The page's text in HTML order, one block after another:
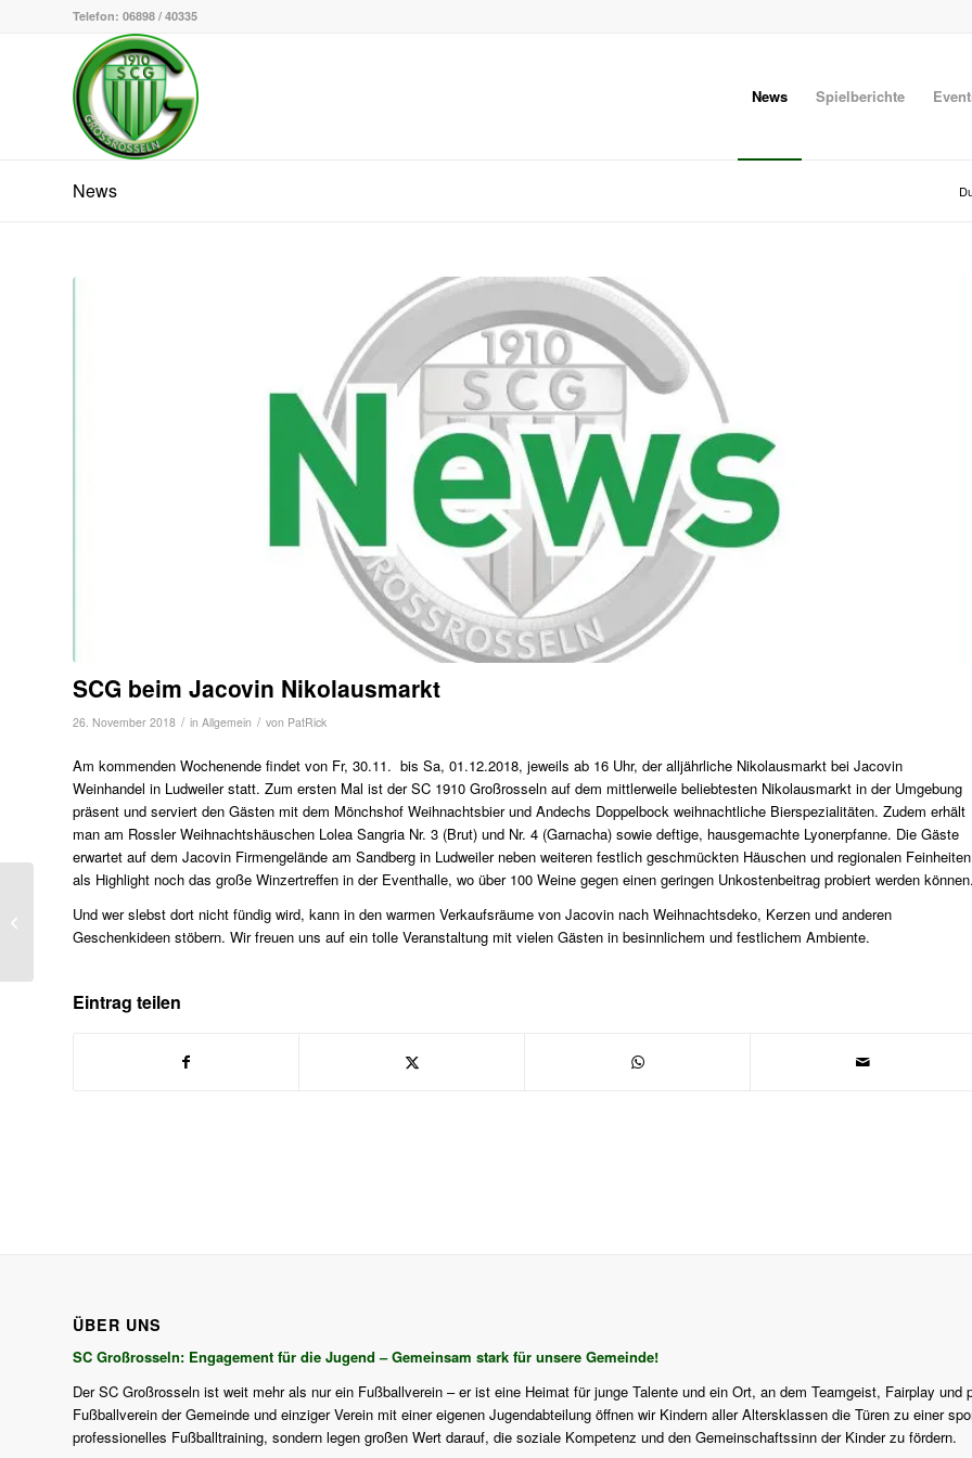
Telefon: 06898 / 40335
News Spielberichte
News
SCG beim Jacovin Nikolausmarkt
26. November 2018 / in Allgemein / von PatRick
Am kommenden Wochenende findet von Fr, 30.11. bis Sa, 01.12.2018, jeweils ab 16 Uhr, der alljährliche Nikolausmarkt bei Jacovin
Weinhandel in Ludweiler statt. Zum ersten Mal ist der SC 1910 Großrosseln auf dem mittlerweile beliebtesten Nikolausmarkt in der Umgebung
präsent und serviert den Gästen mit dem Mönchshof Weihnachtsbier und Andechs Doppelbock weihnachtliche Bierspezialitäten. Zudem erhält
man am Rossler Weihnachtshäuschen Lolea Sangria Nr. 3 (Brut) und Nr. 4 (Garnacha) sowie deftige, hausgemachte Lyonerpfanne. Die Gäste
erwartet auf dem Jacovin Firmengelände am Sandberg in Ludweiler neben weiteren festlich geschmückten Häuschen und regionalen Feinheiten
als Highlight noch das große Winzertreffen in der Eventhalle, wo über 100 Weine gegen einen geringen Unkostenbeitrag probiert werden
Und wer slebst dort nicht fündig wird, kann in den warmen Verkaufsräume von Jacovin nach Weihnachtsdeko, Kerzen und anderen
Geschenkideen stöbern. Wir freuen uns auf ein tolle Veranstaltung mit vielen Gästen in besinnlichem und festlichem Ambiente.
Eintrag teilen
ÜBER UNS
SC Großrosseln: Engagement für die Jugend – Gemeinsam stark für unsere Gemeinde!
Der SC Großrosseln ist weit mehr als nur ein Fußballverein – er ist eine Heimat für junge Talente und ein Ort, an dem Teamgeist, Fairplay
Fußballverein der Gemeinde und einziger Verein mit einer eigenen Jugendabteilung öffnen wir Kindern aller Altersklassen die Türen zu einer
professionelles Fußballtraining, sondern legen großen Wert darauf, die soziale Kompetenz und den Gemeinschaftssinn der Kinder zu fördern.
Maßnahme bei den C-
Junioren